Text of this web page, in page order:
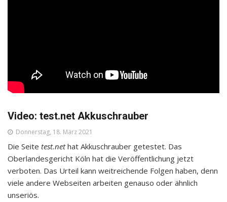
Video: test.net Akkuschrauber
Donnerstag, 18. März 2021
Die Seite test.nethat Akkuschrauber getestet. Das
Oberlandesgericht Köln hat die Veröffentlichung jetzt
verboten. Das Urteil kann weitreichende Folgen haben, denn
viele andere Webseiten arbeiten genauso oder ähnlich
unseriös.